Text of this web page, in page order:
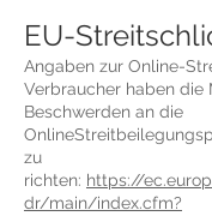
EU-
Angaben zur Online-
Verbraucher haben die
Beschwerden an die
zu
richten: https://
dr/main/index.cfm?